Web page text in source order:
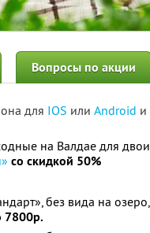
Вопросы по акции
для IOS или Android и
на Валдае для
со скидкой 50%
без вида на
7800р.